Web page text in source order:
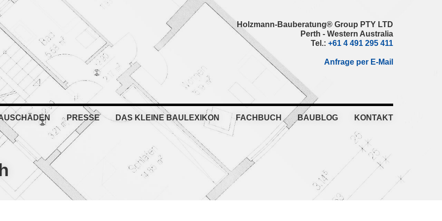
Holzmann-Bauberatung® Group PTY LTD
Perth - Western Australia
Tel.: +61 4 491 295 411
Anfrage per E-Mail
PRESSE DAS KLEINE BAULEXIKON FACHBUCH BAUBLOG KONTAKT